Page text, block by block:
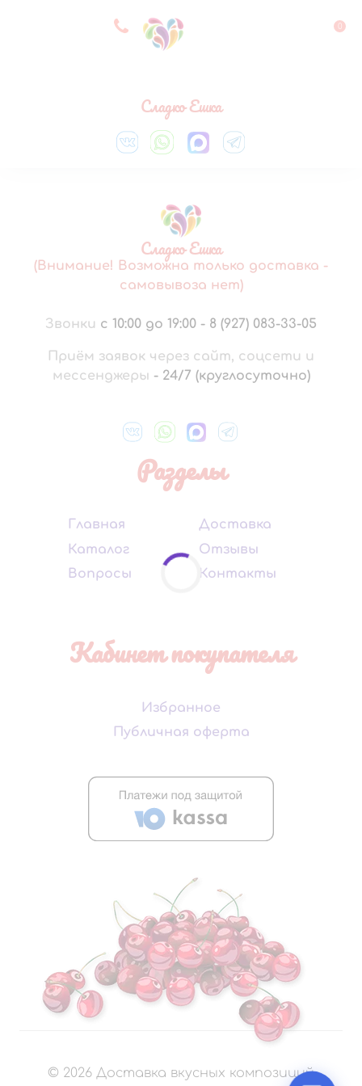
8 927 083 33 05 0
Сладко Ешка
Сладко Ешка
(Внимание! Возможна только доставка -
самовывоза нет)
Звонки с 10:00 до 19:00 - 8 (927) 083-33-05
Приём заявок через сайт, соцсети и
мессенджеры - 24/7 (круглосуточно)
Разделы
Главная
Каталог
Вопросы
Доставка
Отзывы
Контакты
Кабинет покупателя
Избранное
Публичная оферта
© 2026 Доставка вкусных композиций